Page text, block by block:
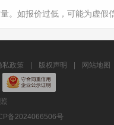
如报价过低，可能为虚假
私政策 版权声明 网站地图
备2024066506号